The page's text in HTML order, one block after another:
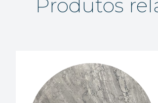
Produtos